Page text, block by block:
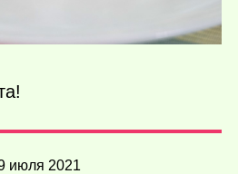
июля 2021